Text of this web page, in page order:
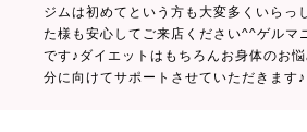
ジムは初めてという方も大変多くいらっ
た様も安心してご来店ください^^ゲルマ
です♪ダイエットはもちろんお身体のお
分に向けてサポートさせていただきます♪